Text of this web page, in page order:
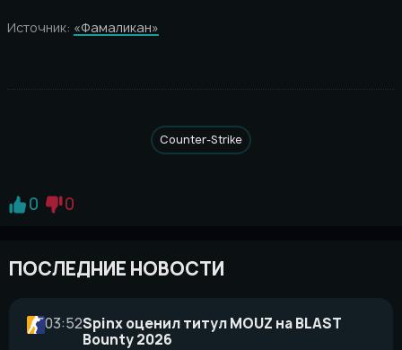
Источник: «Фамаликан»
Counter-Strike
0 0
ПОСЛЕДНИЕ НОВОСТИ
03:52Spinx оценил титул MOUZ на BLAST
Bounty 2026